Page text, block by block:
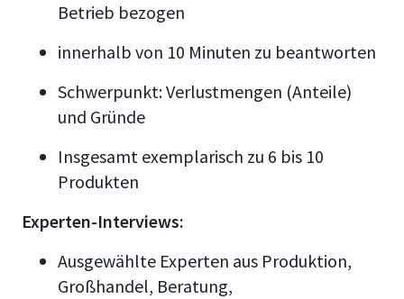
Betrieb bezogen
innerhalb von 10 Minuten zu beantworten
Schwerpunkt: Verlustmengen (Anteile)
und Gründe
Insgesamt exemplarisch zu 6 bis 10
Produkten
Experten-Interviews:
Ausgewählte Experten aus Produktion,
Großhandel, Beratung,